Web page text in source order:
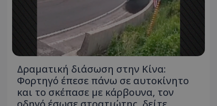
Δραματική διάσωση στην Κίνα:
Φορτηγό έπεσε πάνω σε αυτοκίνητο
και το σκέπασε με κάρβουνα, τον